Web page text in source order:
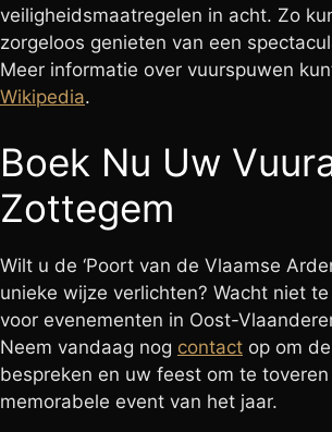
veiligheidsmaatregelen in acht. Zo
zorgeloos genieten van een
Meer informatie over vuurspuwen
Wikipedia.
Boek Nu Uw
Zottegem
Wilt u de ‘Poort van de Vlaamse
unieke wijze verlichten? Wacht niet
voor evenementen in Oost-
Neem vandaag nog contact op om
bespreken en uw feest om te
memorabele event van het jaar.